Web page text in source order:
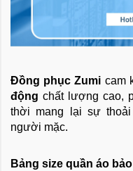
Đồng phục Zumi cam
động chất lượng cao,
thời mang lại sự
người mặc.
Bảng size quần áo